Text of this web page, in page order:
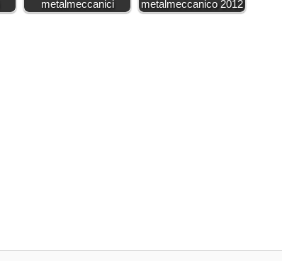
metalmeccanici
metalmeccanico 2012